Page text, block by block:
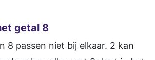
getal 8
8 passen niet bij elkaar. 2 kan